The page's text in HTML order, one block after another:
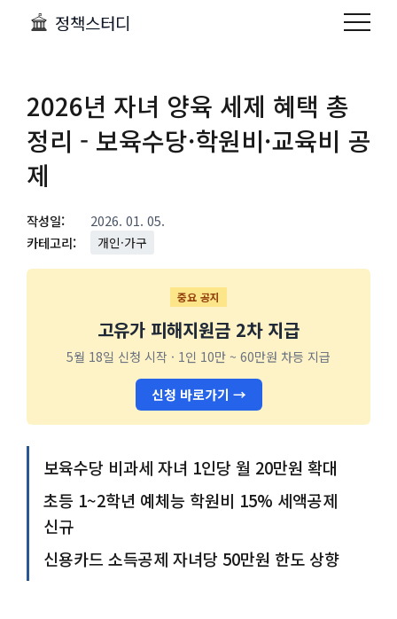
정책스터디
2026년 자녀 양육 세제 혜택 총
정리 - 보육수당·학원비·교육비 공
제
작성일:
2026. 01. 05.
카테고리:
개인·가구
중요 공지
고유가 피해지원금 2차 지급
5월 18일 신청 시작 · 1인 10만 ~ 60만원 차등 지급
신청 바로가기 →
보육수당 비과세 자녀 1인당 월 20만원 확대
초등 1~2학년 예체능 학원비 15% 세액공제
신규
신용카드 소득공제 자녀당 50만원 한도 상향